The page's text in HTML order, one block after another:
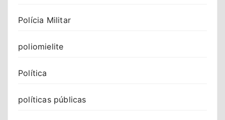
Polícia Militar
poliomielite
Política
políticas públicas